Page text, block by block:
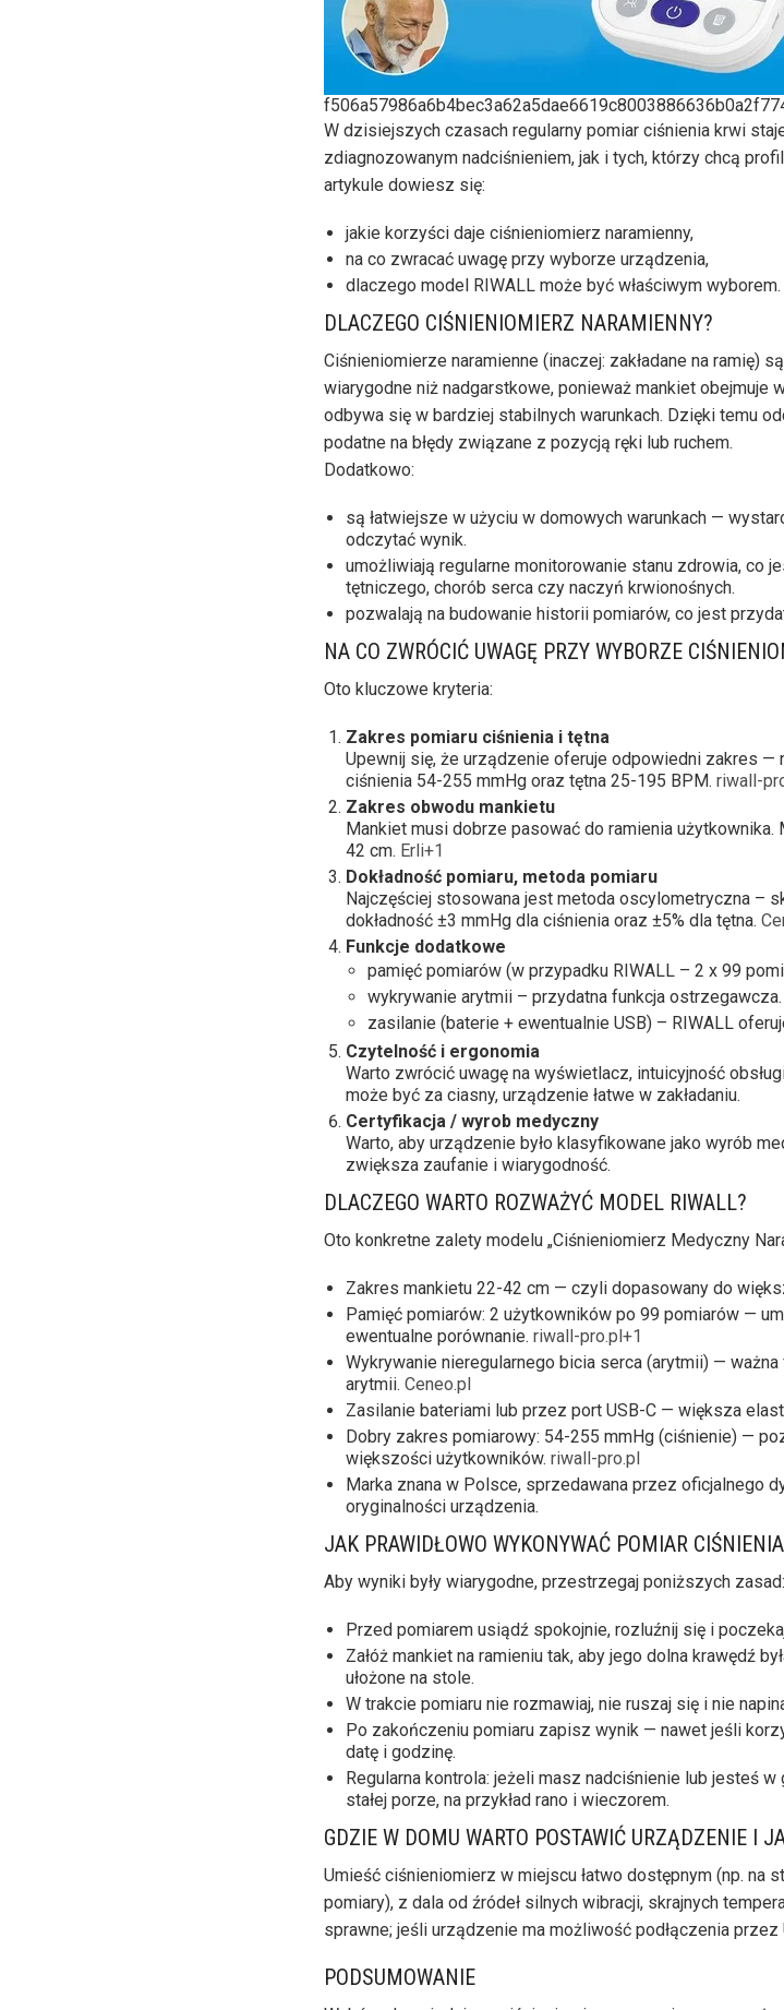
W dzisiejszych czasach regularny pomiar ciśnienia krwi
zdiagnozowanym nadciśnieniem, jak i tych, którzy chcą
artykule dowiesz się:
jakie korzyści daje ciśnieniomierz naramienny,
na co zwracać uwagę przy wyborze urządzenia,
dlaczego model RIWALL może być właściwym wyborem.
DLACZEGO CIŚNIENIOMIERZ NARAMIENNY?
Ciśnieniomierze naramienne (inaczej: zakładane na ramię)
wiarygodne niż nadgarstkowe, ponieważ mankiet obejmuje
odbywa się w bardziej stabilnych warunkach. Dzięki temu
podatne na błędy związane z pozycją ręki lub ruchem.
Dodatkowo:
są łatwiejsze w użyciu w domowych warunkach —
odczytać wynik.
umożliwiają regularne monitorowanie stanu zdrowia, co
tętniczego, chorób serca czy naczyń krwionośnych.
pozwalają na budowanie historii pomiarów, co jest
NA CO ZWRÓCIĆ UWAGĘ PRZY WYBORZE
Oto kluczowe kryteria:
Zakres pomiaru ciśnienia i tętna
Upewnij się, że urządzenie oferuje odpowiedni zakres —
ciśnienia 54-255 mmHg oraz tętna 25-195 BPM. riwall-
Zakres obwodu mankietu
Mankiet musi dobrze pasować do ramienia
42 cm. Erli+1
Dokładność pomiaru, metoda pomiaru
Najczęściej stosowana jest metoda oscylometryczna –
dokładność ±3 mmHg dla ciśnienia oraz ±5% dla tętna.
Funkcje dodatkowe
pamięć pomiarów (w przypadku RIWALL – 2 x 99
wykrywanie arytmii – przydatna funkcja ostrzegawcza.
zasilanie (baterie + ewentualnie USB) – RIWALL
Czytelność i ergonomia
Warto zwrócić uwagę na wyświetlacz, intuicyjność
może być za ciasny, urządzenie łatwe w zakładaniu.
Certyfikacja / wyrob medyczny
Warto, aby urządzenie było klasyfikowane jako wyrób
zwiększa zaufanie i wiarygodność.
DLACZEGO WARTO ROZWAŻYĆ MODEL RIWALL?
Oto konkretne zalety modelu „Ciśnieniomierz Medyczny
Zakres mankietu 22-42 cm — czyli dopasowany do
Pamięć pomiarów: 2 użytkowników po 99 pomiarów —
ewentualne porównanie. riwall-pro.pl+1
Wykrywanie nieregularnego bicia serca (arytmii) —
arytmii. Ceneo.pl
Zasilanie bateriami lub przez port USB-C — większa
Dobry zakres pomiarowy: 54-255 mmHg (ciśnienie) —
większości użytkowników. riwall-pro.pl
Marka znana w Polsce, sprzedawana przez oficjalnego
oryginalności urządzenia.
JAK PRAWIDŁOWO WYKONYWAĆ POMIAR
Aby wyniki były wiarygodne, przestrzegaj poniższych zasad:
Przed pomiarem usiądź spokojnie, rozluźnij się i
Załóż mankiet na ramieniu tak, aby jego dolna krawędź
ułożone na stole.
W trakcie pomiaru nie rozmawiaj, nie ruszaj się i nie
Po zakończeniu pomiaru zapisz wynik — nawet jeśli
datę i godzinę.
Regularna kontrola: jeżeli masz nadciśnienie lub jesteś
stałej porze, na przykład rano i wieczorem.
GDZIE W DOMU WARTO POSTAWIĆ URZĄDZENIE I
Umieść ciśnieniomierz w miejscu łatwo dostępnym (np. na
pomiary), z dala od źródeł silnych wibracji, skrajnych
sprawne; jeśli urządzenie ma możliwość podłączenia
PODSUMOWANIE